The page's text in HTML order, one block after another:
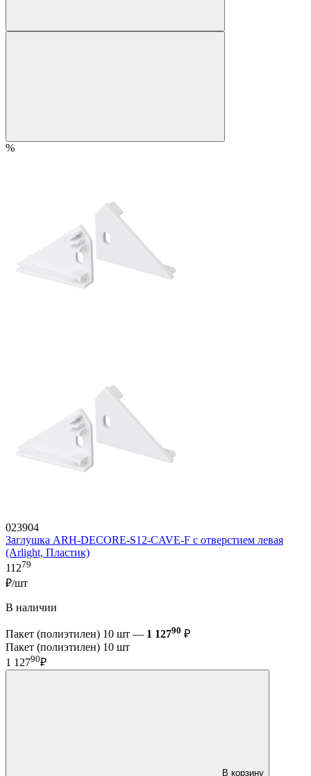
%
023904
Заглушка ARH-DECORE-S12-CAVE-F с отверстием левая
(Arlight, Пластик)
11279
₽/шт
В наличии
Пакет (полиэтилен) 10 шт — 1 12790 ₽
Пакет (полиэтилен) 10 шт
1 12790₽
В корзину